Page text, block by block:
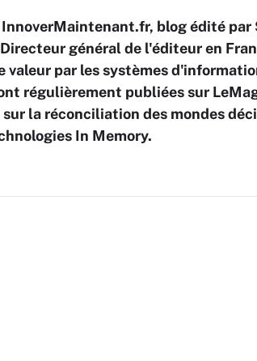
blog édité par
général de l'éditeur en
valeur par les systèmes
régulièrement publiées sur
la réconciliation des mondes
In Memory.